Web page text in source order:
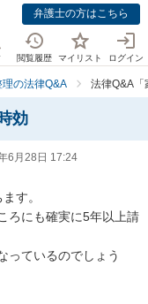
弁護士の方はこちら
閲覧履歴 マイリスト ログイン
の法律Q&A 法律Q&A「
効
6月28日 17:24
す。
ろにも確実に5年以上請
っているのでしょう